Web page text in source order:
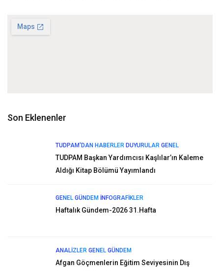
Son Eklenenler
TUDPAM'DAN HABERLER DUYURULAR GENEL
TUDPAM Başkan Yardımcısı Kaşlılar’ın Kaleme
Aldığı Kitap Bölümü Yayımlandı
GENEL GÜNDEM İNFOGRAFIKLER
Haftalık Gündem-2026 31.Hafta
ANALIZLER GENEL GÜNDEM
Afgan Göçmenlerin Eğitim Seviyesinin Dış